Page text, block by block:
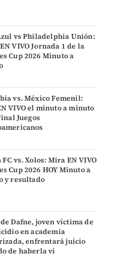
vs Philadelphia Unión:
VIVO Jornada 1 de la
Cup 2026 Minuto a
vs. México Femenil:
VIVO el minuto a minuto
Juegos
vs. Xolos: Mira EN VIVO
Cup 2026 HOY Minuto a
y resultado
Dafne, joven víctima de
en academia
enfrentará juicio
de haberla vi